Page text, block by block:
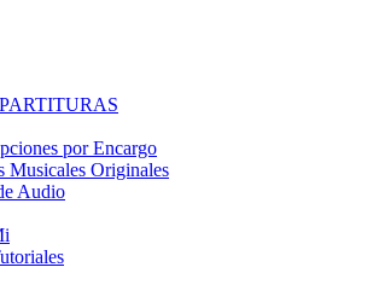
por Encargo
Musicales Originales
Audio